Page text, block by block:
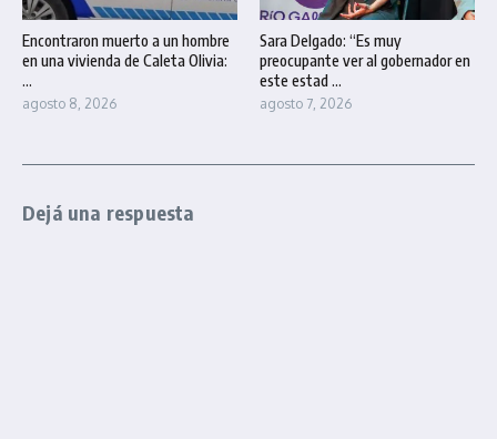
Encontraron muerto a un hombre
en una vivienda de Caleta Olivia:
...
agosto 8, 2026
Sara Delgado: “Es muy
preocupante ver al gobernador en
este estad ...
agosto 7, 2026
Dejá una respuesta